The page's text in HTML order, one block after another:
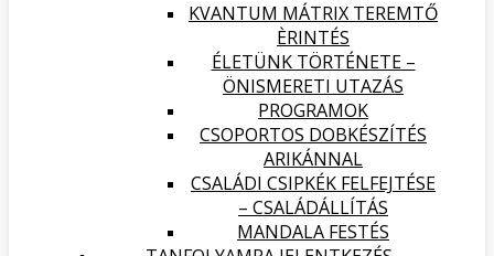
KVANTUM MÁTRIX TEREMTŐ
ÈRINTÉS
ÉLETÜNK TÖRTÉNETE –
ÖNISMERETI UTAZÁS
PROGRAMOK
CSOPORTOS DOBKÉSZÍTÉS
ARIKÁNNAL
CSALÁDI CSIPKÉK FELFEJTÉSE
– CSALÁDÁLLÍTÁS
MANDALA FESTÉS